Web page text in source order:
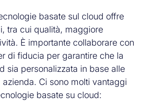
basate sul cloud offre
tra cui qualità, maggiore
È importante collaborare con
di fiducia per garantire che la
sia personalizzata in base alle
Ci sono molti vantaggi
basate su cloud: